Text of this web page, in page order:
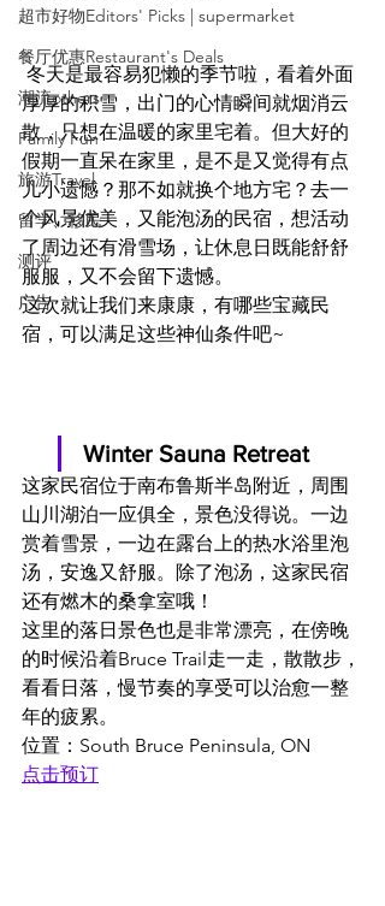
超市好物Editors' Picks | supermarket
餐厅优惠Restaurant's Deals
潮流others
Family Fun
旅游Travel
留学、移民
测评
广告
冬天是最容易犯懒的季节啦，看着外面
厚厚的积雪，出门的心情瞬间就烟消云
散，只想在温暖的家里宅着。但大好的
假期一直呆在家里，是不是又觉得有点
儿小遗憾？那不如就换个地方宅？去一
个风景优美，又能泡汤的民宿，想活动
了周边还有滑雪场，让休息日既能舒舒
服服，又不会留下遗憾。
这次就让我们来康康，有哪些宝藏民
宿，可以满足这些神仙条件吧~
Winter Sauna Retreat
这家民宿位于南布鲁斯半岛附近，周围
山川湖泊一应俱全，景色没得说。一边
赏着雪景，一边在露台上的热水浴里泡
汤，安逸又舒服。除了泡汤，这家民宿
还有燃木的桑拿室哦！
这里的落日景色也是非常漂亮，在傍晚
的时候沿着Bruce Trail走一走，散散步，
看看日落，慢节奏的享受可以治愈一整
年的疲累。
位置：South Bruce Peninsula, ON
点击预订